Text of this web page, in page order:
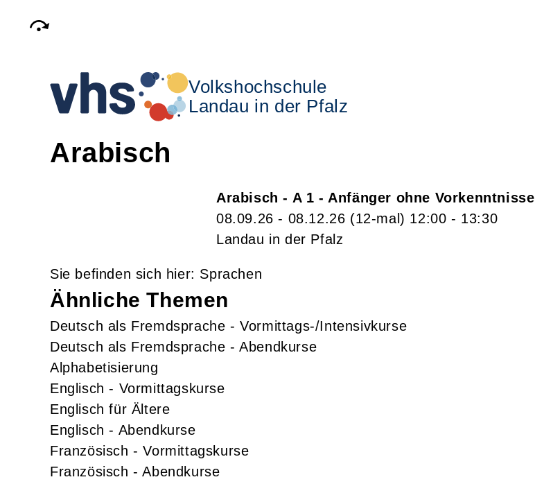
Volkshochschule
Landau in der Pfalz
Arabisch
Arabisch - A 1 - Anfänger ohne Vorkenntnisse
08.09.26 - 08.12.26 (12-mal) 12:00 - 13:30
Landau in der Pfalz
Sprachen
Ähnliche Themen
Deutsch als Fremdsprache - Vormittags-/Intensivkurse
Deutsch als Fremdsprache - Abendkurse
Alphabetisierung
Englisch - Vormittagskurse
Englisch für Ältere
Englisch - Abendkurse
Französisch - Vormittagskurse
Französisch - Abendkurse